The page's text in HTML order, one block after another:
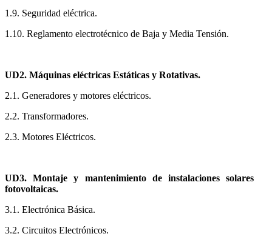
1.9. Seguridad eléctrica.
1.10. Reglamento electrotécnico de Baja y Media Tensión.
UD2. Máquinas eléctricas Estáticas y Rotativas.
2.1. Generadores y motores eléctricos.
2.2. Transformadores.
2.3. Motores Eléctricos.
UD3. Montaje y mantenimiento de instalaciones solares
fotovoltaicas.
3.1. Electrónica Básica.
3.2. Circuitos Electrónicos.